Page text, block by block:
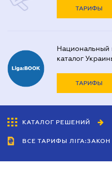
ТАРИФЫ
Национальный
каталог
ТАРИФЫ
КАТАЛОГ РЕШЕНИЙ
ВСЕ ТАРИФЫ ЛІГА:ЗАКОН